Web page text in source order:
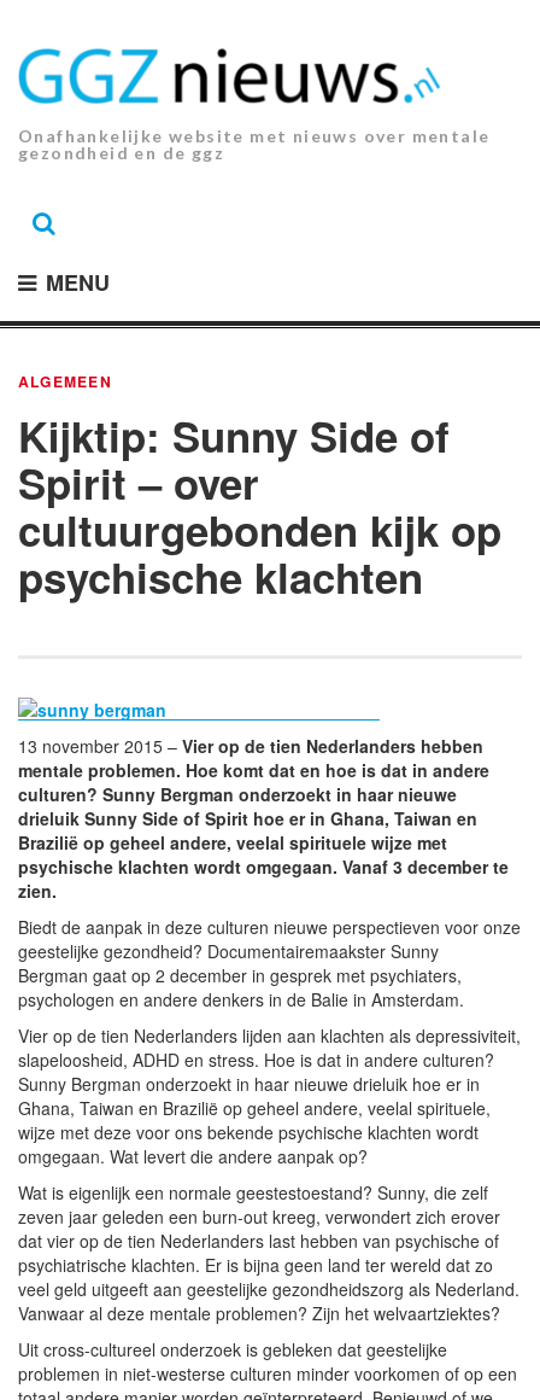
inhoud.
Onafhankelijke website met nieuws over mentale
gezondheid en de ggz
MENU
ALGEMEEN
Kijktip: Sunny Side of
Spirit – over
cultuurgebonden kijk op
psychische klachten
13 november 2015 – Vier op de tien Nederlanders hebben
mentale problemen. Hoe komt dat en hoe is dat in andere
culturen? Sunny Bergman onderzoekt in haar nieuwe
drieluik Sunny Side of Spirit hoe er in Ghana, Taiwan en
Brazilië op geheel andere, veelal spirituele wijze met
psychische klachten wordt omgegaan. Vanaf 3 december te
zien.
Biedt de aanpak in deze culturen nieuwe perspectieven voor onze
geestelijke gezondheid? Documentairemaakster Sunny
Bergman gaat op 2 december in gesprek met psychiaters,
psychologen en andere denkers in de Balie in Amsterdam.
Vier op de tien Nederlanders lijden aan klachten als depressiviteit,
slapeloosheid, ADHD en stress. Hoe is dat in andere culturen?
Sunny Bergman onderzoekt in haar nieuwe drieluik hoe er in
Ghana, Taiwan en Brazilië op geheel andere, veelal spirituele,
wijze met deze voor ons bekende psychische klachten wordt
omgegaan. Wat levert die andere aanpak op?
Wat is eigenlijk een normale geestestoestand? Sunny, die zelf
zeven jaar geleden een burn-out kreeg, verwondert zich erover
dat vier op de tien Nederlanders last hebben van psychische of
psychiatrische klachten. Er is bijna geen land ter wereld dat zo
veel geld uitgeeft aan geestelijke gezondheidszorg als Nederland.
Vanwaar al deze mentale problemen? Zijn het welvaartziektes?
Uit cross-cultureel onderzoek is gebleken dat geestelijke
problemen in niet-westerse culturen minder voorkomen of op een